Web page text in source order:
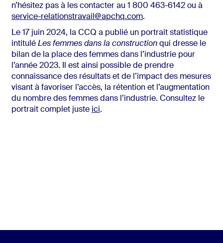
n’hésitez pas à les contacter au 1 800 463-6142 ou à
service-relationstravail@apchq.com.
Le 17 juin 2024, la CCQ a publié un portrait statistique
intitulé Les femmes dans la construction qui dresse le
bilan de la place des femmes dans l’industrie pour
l’année 2023. Il est ainsi possible de prendre
connaissance des résultats et de l’impact des mesures
visant à favoriser l’accès, la rétention et l’augmentation
du nombre des femmes dans l’industrie. Consultez le
portrait complet juste ici.